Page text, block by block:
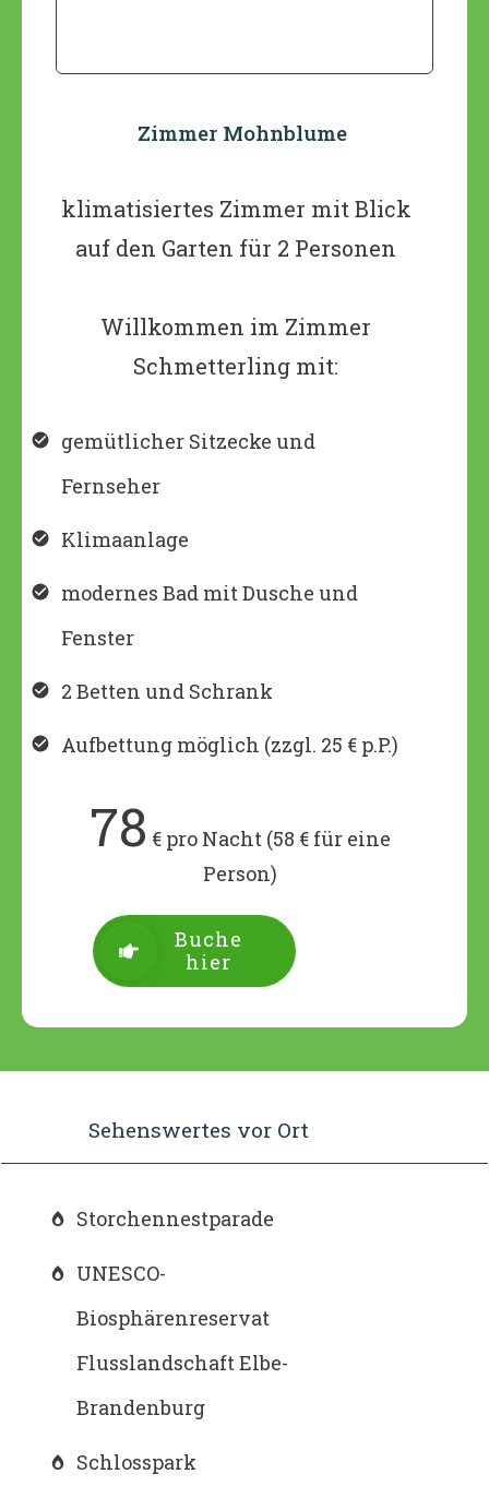
Zimmer Mohnblume
klimatisiertes Zimmer mit Blick
auf den Garten für 2 Personen
Willkommen im Zimmer
Schmetterling mit:
gemütlicher Sitzecke und
Fernseher
Klimaanlage
modernes Bad mit Dusche und
Fenster
2 Betten und Schrank
Aufbettung möglich (zzgl. 25 € p.P.)
78 € pro Nacht (58 € für eine
Person)
Buche
hier
Sehenswertes vor Ort
Storchennestparade
UNESCO-
Biosphärenreservat
Flusslandschaft Elbe-
Brandenburg
Schlosspark